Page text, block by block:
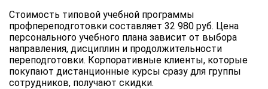
Стоимость типовой учебной программы
профпереподготовки составляет 32 980 руб. Цена
персонального учебного плана зависит от выбора
направления, дисциплин и продолжительности
переподготовки. Корпоративные клиенты, которые
покупают дистанционные курсы сразу для группы
сотрудников, получают скидки.